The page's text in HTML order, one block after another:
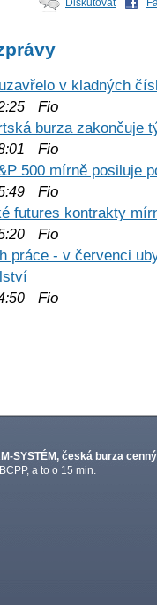
Diskutovat
v kladných
Fio
burza zakončuje
Fio
500 mírně posiluje
Fio
futures kontrakty
Fio
práce - v červenci
Fio
SYSTÉM, česká burza
a to o 15 min.